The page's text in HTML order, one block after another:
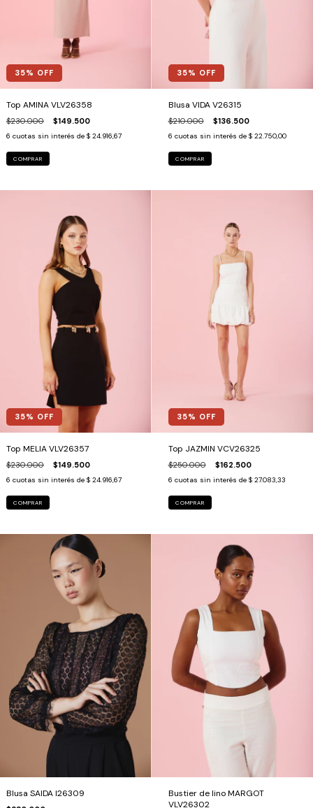
35% OFF
Top AMINA VLV26358
$230.000 $149.500
6 cuotas sin interés de $ 24.916,67
COMPRAR
35% OFF
Blusa VIDA V26315
$210.000 $136.500
6 cuotas sin interés de $ 22.750,00
COMPRAR
35% OFF
Top MELIA VLV26357
$230.000 $149.500
6 cuotas sin interés de $ 24.916,67
COMPRAR
35% OFF
Top JAZMIN VCV26325
$250.000 $162.500
6 cuotas sin interés de $ 27.083,33
COMPRAR
Blusa SAIDA I26309
Bustier de lino MARGOT
VLV26302